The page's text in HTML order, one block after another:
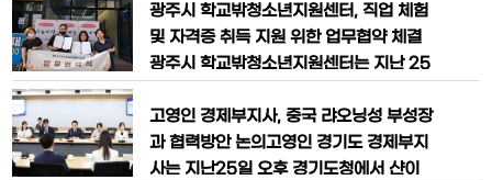
석했다.이번 설명회는2023년1월 아랍에
미리트(UAE)대통령의300억 달러 규모
대(對)한국 투자계
한 업무협약(MOU)을 체결했다.이번 협
약은 지역 소상공인들의 건강 증진과 복지
향상을 도모하기 위해 마련됐으며 협약에
병원 진료 시 비급여 항목에 대한 경제적
부담을 완화할 수 있는 다양한 혜택을 제
공받게 된다
광주시 학교밖청소년지원센터, 직업 체험
및 자격증 취득 지원 위한 업무협약 체결
광주시 학교밖청소년지원센터는 지난 25
증 취득 지원을 강화하기 위해 오뉴미장,
보니타피부미용학원, 한국반려동물자격
관리협회와 업무협약을 체결했다.이번 협
고영인 경제부지사, 중국 랴오닝성 부성장
과 협력방안 논의고영인 경기도 경제부지
사는 지난25일 오후 경기도청에서 샨이